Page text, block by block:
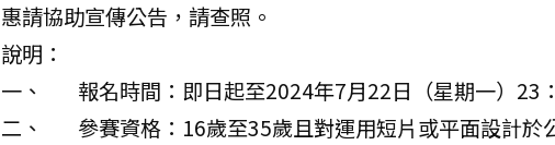
惠請協助宣傳公告，請查照。
說明：
一、 報名時間：即日起至2024年7月22日（星期一）23
二、 參賽資格：16歲至35歲且對運用短片或平面設計於